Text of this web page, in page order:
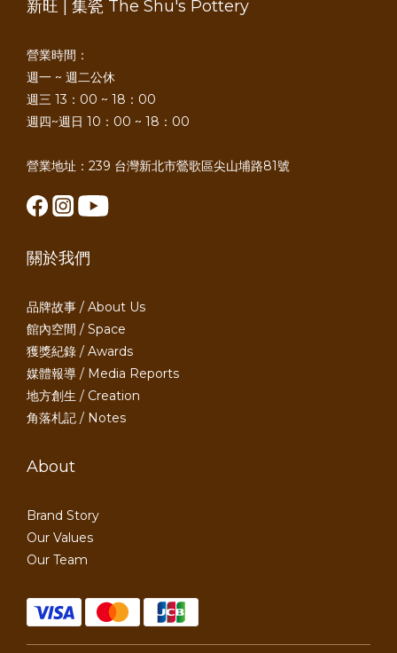
新旺 | 集瓷 The Shu's Pottery
營業時間：
週一 ~ 週二公休
週三 13：00 ~ 18：00
週四~週日 10：00 ~ 18：00
營業地址：239 台灣新北市鶯歌區尖山埔路81號
關於我們
品牌故事 / About Us
館內空間 / Space
獲獎紀錄 / Awards
媒體報導 / Media Reports
地方創生 / Creation
角落札記 / Notes
About
Brand Story
Our Values
Our Team